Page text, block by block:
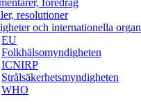
föredrag
resolutioner
och internationella organ
EU
Folkhälsomyndigheten
ICNIRP
Strålsäkerhetsmyndigheten
WHO